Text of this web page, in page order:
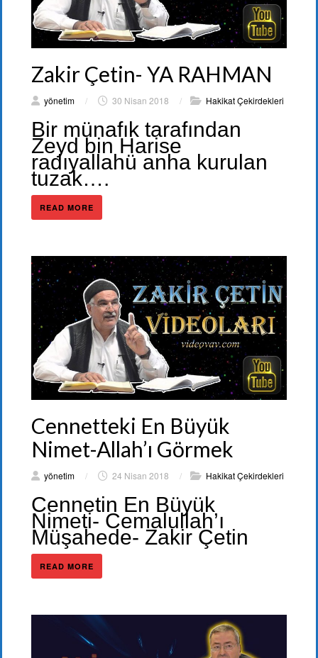
Zakir Çetin- YA RAHMAN
yönetim / 30 Nisan 2018 / Hakikat Çekirdekleri
Bir münafık tarafından
Zeyd bin Harise
radıyallahü anha kurulan
tuzak….
READ MORE
Cennetteki En Büyük
Nimet-Allah’ı Görmek
yönetim / 24 Nisan 2018 / Hakikat Çekirdekleri
Cennetin En Büyük
Nimeti- Cemalullah’ı
Müşahede- Zakir Çetin
READ MORE